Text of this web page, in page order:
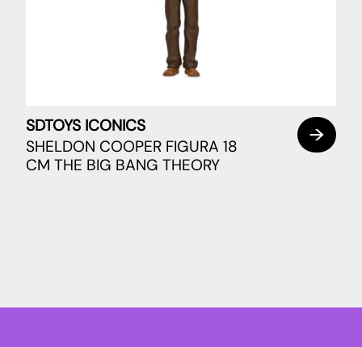
SDTOYS ICONICS
SHELDON COOPER FIGURA 18
CM THE BIG BANG THEORY